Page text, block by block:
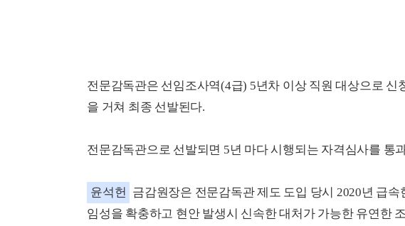
전문감독관은 선임조사역(4급) 5년차 이상 직원 대상으로 신
을 거쳐 최종 선발된다.
전문감독관으로 선발되면 5년 마다 시행되는 자격심사를 통
윤석헌 금감원장은 전문감독관 제도 도입 당시 2020년 급
임성을 확충하고 현안 발생시 신속한 대처가 가능한 유연한